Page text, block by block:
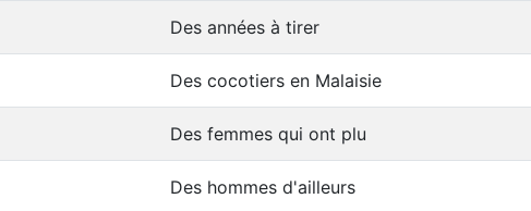
Des années à tirer
Des cocotiers en Malaisie
Des femmes qui ont plu
Des hommes d'ailleurs